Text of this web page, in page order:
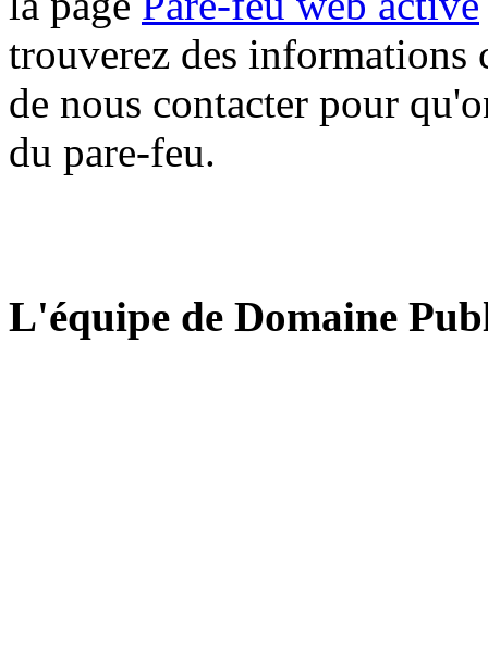
trouverez des informations
de nous contacter pour
du pare-feu.
L'équipe de Domaine